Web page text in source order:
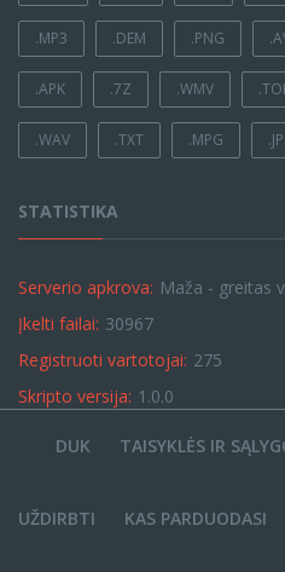
.MP3 .DEM .PNG
.APK .7Z .WMV
.WAV .TXT .MPG
STATISTIKA
Serverio apkrova: Maža - greitas
Įkelti failai: 30967
Registruoti vartotojai: 275
Skripto versija: 1.0.0
DUK TAISYKLĖS IR
UŽDIRBTI KAS PARDUODASI